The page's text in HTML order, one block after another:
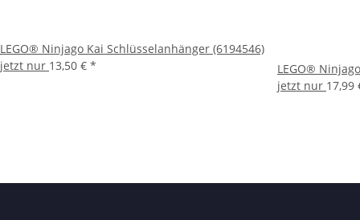
LEGO® Ninjago Kai Schlüsselanhänger (6194546)
jetzt nur 13,50 € *
LEGO®
jetzt nur 17,99